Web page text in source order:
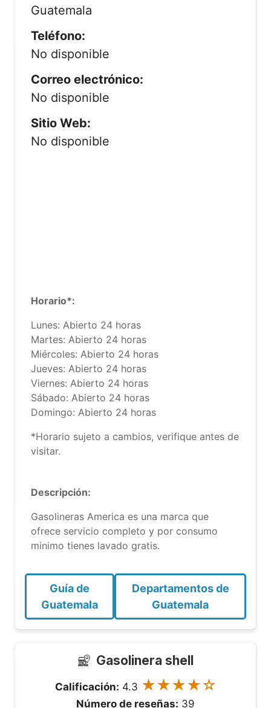
Guatemala
Teléfono:
No disponible
Correo electrónico:
No disponible
Sitio Web:
No disponible
Horario*:
Lunes: Abierto 24 horas
Martes: Abierto 24 horas
Miércoles: Abierto 24 horas
Jueves: Abierto 24 horas
Viernes: Abierto 24 horas
Sábado: Abierto 24 horas
Domingo: Abierto 24 horas
*Horario sujeto a cambios, verifique antes de
visitar.
Descripción:
Gasolineras America es una marca que
ofrece servicio completo y por consumo
minimo tienes lavado gratis.
Guía de
Guatemala
Departamentos de
Guatemala
Gasolinera shell
Calificación: 4.3 ★★★★☆
Número de reseñas: 39